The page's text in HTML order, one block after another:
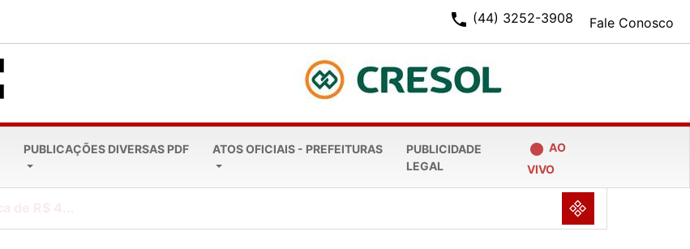
Fale Conosco
phone (44) 3252-3908
PUBLICAÇÕES DIVERSAS PDF ATOS OFICIAIS - PREFEITURAS
PUBLICIDADE
LEGAL
fiber_manual_record AO
VIVO
NULL